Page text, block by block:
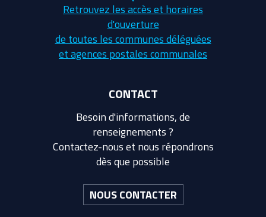
Retrouvez les accès et horaires
d'ouverture
de toutes les communes déléguées
et agences postales communales
CONTACT
Besoin d'informations, de
renseignements ?
Contactez-nous et nous répondrons
dès que possible
NOUS CONTACTER